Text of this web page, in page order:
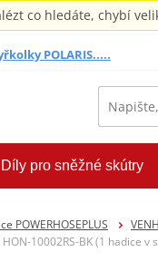
co hledáte, chybí
POLARIS.....
Díly pro sněžné skútry
POWERHOSEPLUS
10002RS-BK (1 hadice